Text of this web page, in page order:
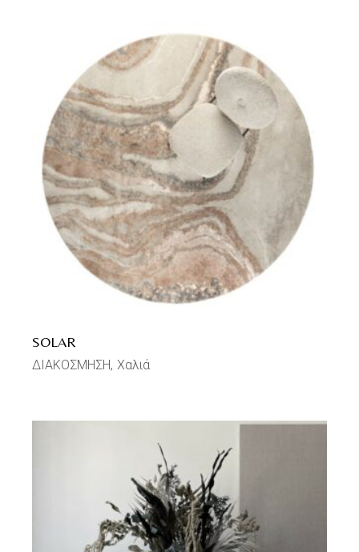
SOLAR
ΔΙΑΚΟΣΜΗΣΗ Χαλιά